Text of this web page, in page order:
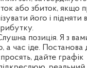
або збиток, якщо
його і підняти
позиція. Я з
час іде. Постанова
дайте графік